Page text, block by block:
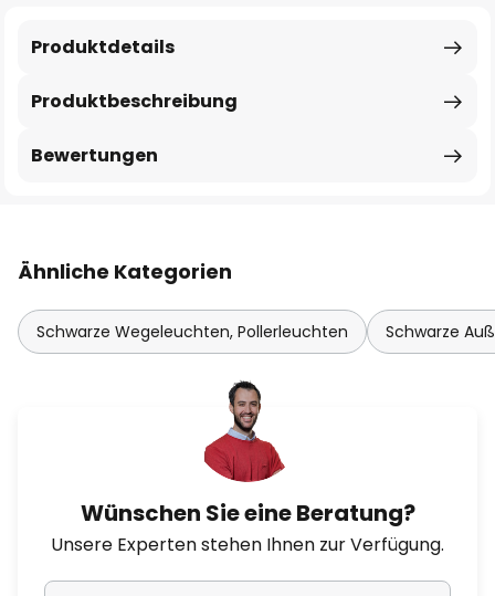
Produktbeschreibung
Produktdetails
Bewertungen
Ähnliche Kategorien
Schwarze Wegeleuchten, Pollerleuchten Schwarze
Wünschen Sie eine Beratung?
Unsere Experten stehen Ihnen zur Verfügung.